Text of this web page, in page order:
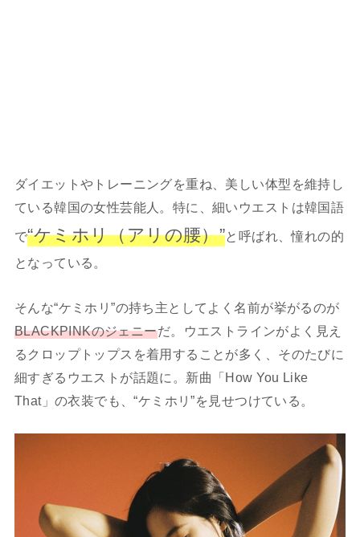
ダイエットやトレーニングを重ね、美しい体型を維持し
ている韓国の女性芸能人。特に、細いウエストは韓国語
で“ケミホリ（アリの腰）”と呼ばれ、憧れの的
となっている。
そんな“ケミホリ”の持ち主としてよく名前が挙がるのが
BLACKPINKのジェニーだ。ウエストラインがよく見え
るクロップトップスを着用することが多く、そのたびに
細すぎるウエストが話題に。新曲「How You Like
That」の衣装でも、“ケミホリ”を見せつけている。